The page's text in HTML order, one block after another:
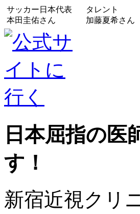
サッカー日本代表
本田圭佑さん
タレント
加藤夏希さん
日本屈指の医
す！
新宿近視クリ